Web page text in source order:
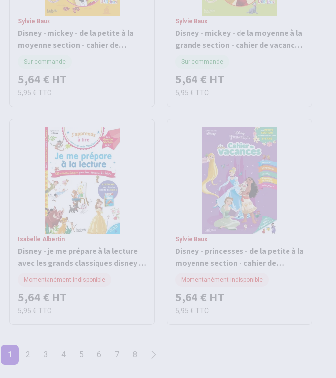
Sylvie Baux
Disney - mickey - de la petite à la
moyenne section - cahier de
vacances 2026
Sur commande
5,64 € HT
5,95 € TTC
Sylvie Baux
Disney - mickey - de la moyenne à la
grande section - cahier de vacances
Sur commande
5,64 € HT
5,95 € TTC
Isabelle Albertin
Disney - je me prépare à la lecture
avec les grands classiques disney -
cahier de vacances 2026
Momentanément indisponible
5,64 € HT
5,95 € TTC
Sylvie Baux
Disney - princesses - de la petite à la
moyenne section - cahier de
vacances 2026
Momentanément indisponible
5,64 € HT
5,95 € TTC
1 2 3 4 5 6 7 8